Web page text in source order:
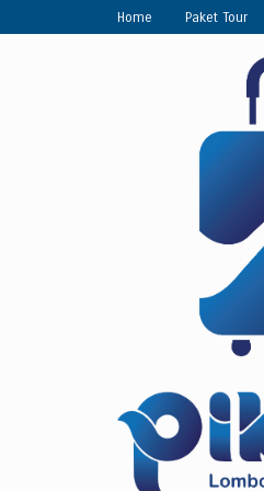
Home Paket Tour